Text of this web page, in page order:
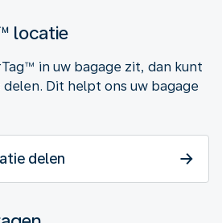
locatie
in uw bagage zit, dan kunt
Dit helpt ons uw bagage
delen